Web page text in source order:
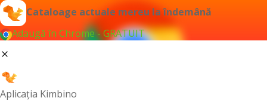
Cataloage actuale mereu la îndemână
Adaugă în Chrome - GRATUIT
Aplicația Kimbino